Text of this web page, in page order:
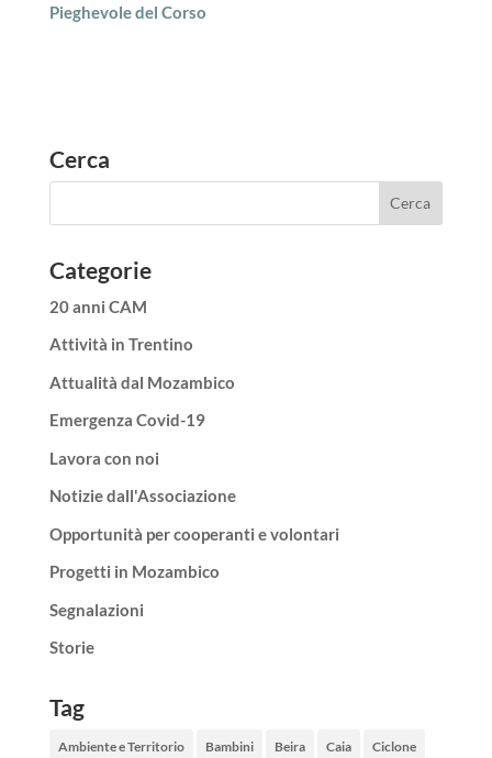
Pieghevole del Corso
Cerca
Categorie
20 anni CAM
Attività in Trentino
Attualità dal Mozambico
Emergenza Covid-19
Lavora con noi
Notizie dall'Associazione
Opportunità per cooperanti e volontari
Progetti in Mozambico
Segnalazioni
Storie
Tag
Ambiente e Territorio Bambini Beira Caia Ciclone